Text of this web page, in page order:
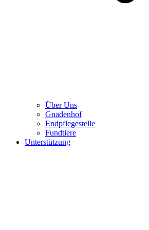
Über Uns
Gnadenhof
Endpflegestelle
Fundtiere
Unterstützung